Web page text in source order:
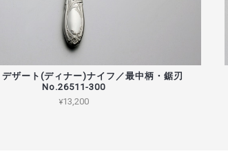
デザート(ディナー)ナイフ／最中柄・鋸刃
No.26511-300
¥13,200